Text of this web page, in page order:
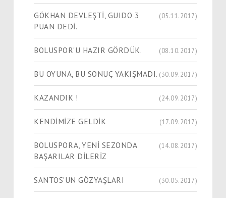
GÖKHAN DEVLEŞTİ, GUIDO 3
PUAN DEDİ.
(05.11.2017)
BOLUSPOR'U HAZIR GÖRDÜK. (08.10.2017)
BU OYUNA, BU SONUÇ YAKIŞMADI. (30.09.2017)
KAZANDIK ! (24.09.2017)
KENDİMİZE GELDİK (17.09.2017)
BOLUSPORA, YENİ SEZONDA
BAŞARILAR DİLERİZ
(14.08.2017)
SANTOS'UN GÖZYAŞLARI (30.05.2017)